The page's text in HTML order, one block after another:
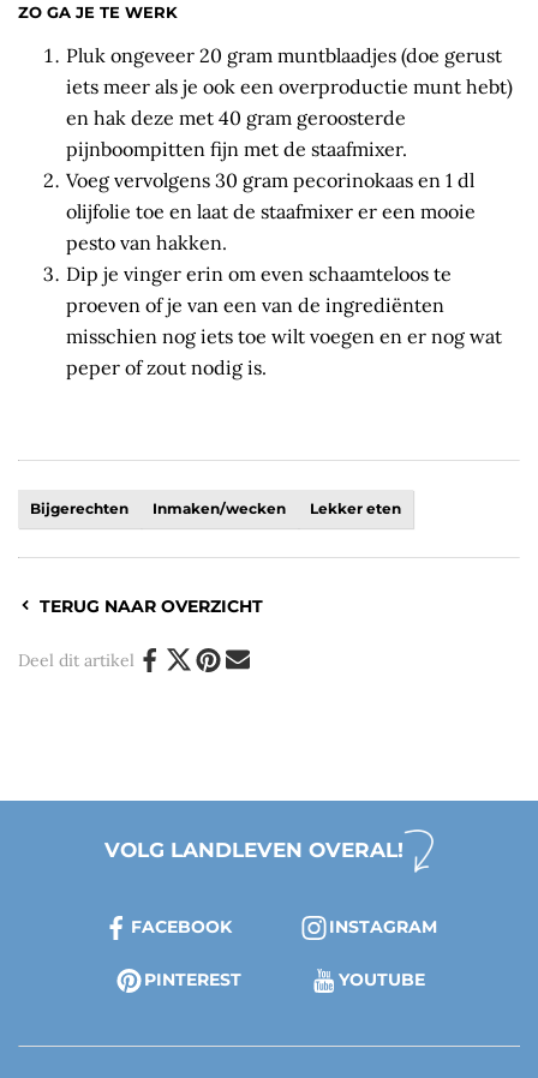
ZO GA JE TE WERK
Pluk ongeveer 20 gram muntblaadjes (doe gerust
iets meer als je ook een overproductie munt hebt)
en hak deze met 40 gram geroosterde
pijnboompitten fijn met de staafmixer.
Voeg vervolgens 30 gram pecorinokaas en 1 dl
olijfolie toe en laat de staafmixer er een mooie
pesto van hakken.
Dip je vinger erin om even schaamteloos te
proeven of je van een van de ingrediënten
misschien nog iets toe wilt voegen en er nog wat
peper of zout nodig is.
Bijgerechten Inmaken/wecken Lekker eten
TERUG NAAR OVERZICHT
Deel dit artikel
VOLG LANDLEVEN OVERAL!
FACEBOOK INSTAGRAM
PINTEREST YOUTUBE